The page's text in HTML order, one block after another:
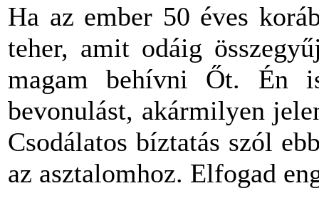
Ha az ember 50 éves
teher, amit odáig
magam behívni Őt. Én
bevonulást, akármilyen
Csodálatos bíztatás szól
az asztalomhoz. Elfogad